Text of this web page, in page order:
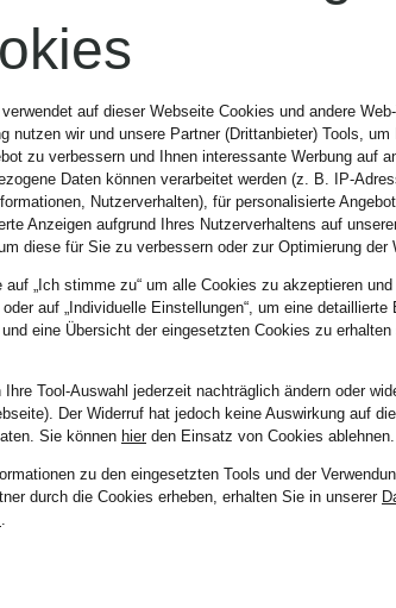
CORDOBA
LONG
Exklusiv
Breuninger
CHF 359
auf dieser Webseite Cookies und andere
nutzen wir und unsere Partner (Drittanbieter) Tools,
zu verbessern und Ihnen interessante Werbung auf
Daten können verarbeitet werden (z. B. IP-
Nutzerverhalten), für personalisierte
Anzeigen aufgrund Ihres Nutzerverhaltens auf
diese für Sie zu verbessern oder zur Optimierung der
auf „Ich stimme zu“ um alle Cookies zu akzeptieren
auf „Individuelle Einstellungen“, um eine detaillierte
eine Übersicht der eingesetzten Cookies zu
Ihre Tool-Auswahl jederzeit nachträglich ändern oder
Der Widerruf hat jedoch keine Auswirkung auf
Sie können hierden Einsatz von Cookies ablehnen.
zu den eingesetzten Tools und der
durch die Cookies erheben, erhalten Sie in unserer
.